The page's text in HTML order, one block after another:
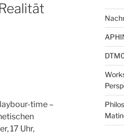
time –
17 Uhr,